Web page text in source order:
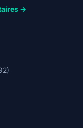
→